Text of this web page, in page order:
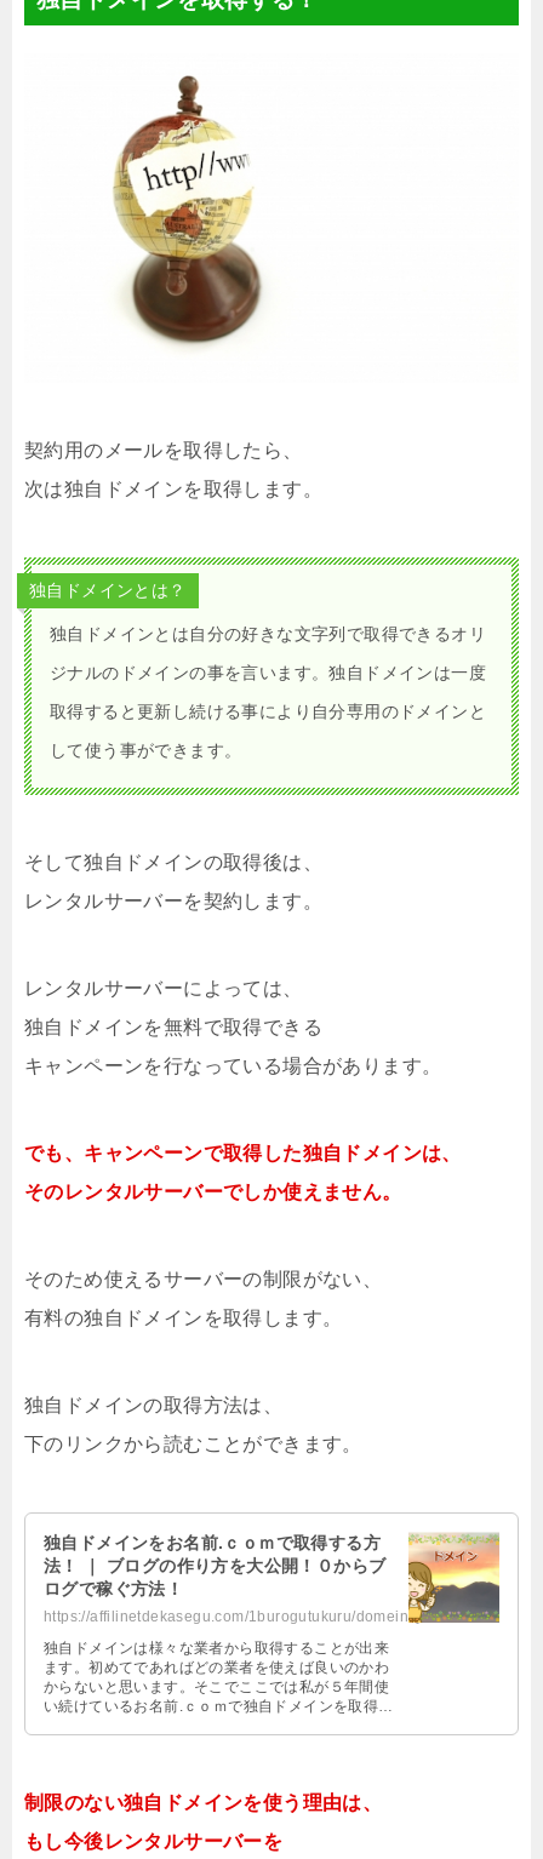
契約用のメールを取得したら、
次は独自ドメインを取得します。
独自ドメインとは？
独自ドメインとは自分の好きな文字列で取得できるオリ
ジナルのドメインの事を言います。独自ドメインは一度
取得すると更新し続ける事により自分専用のドメインと
して使う事ができます。
そして独自ドメインの取得後は、
レンタルサーバーを契約します。
レンタルサーバーによっては、
独自ドメインを無料で取得できる
キャンペーンを行なっている場合があります。
でも、キャンペーンで取得した独自ドメインは、
そのレンタルサーバーでしか使えません。
そのため使えるサーバーの制限がない、
有料の独自ドメインを取得します。
独自ドメインの取得方法は、
下のリンクから読むことができます。
独自ドメインをお名前.ｃｏｍで取得する方
法！ ｜ ブログの作り方を大公開！０からブ
ログで稼ぐ方法！
https://affilinetdekasegu.com/1burogutukuru/domeinsyutoku.html
独自ドメインは様々な業者から取得することが出来
ます。初めてであればどの業者を使えば良いのかわ
からないと思います。そこでここでは私が５年間使
い続けているお名前.ｃｏｍで独自ドメインを取得す
制限のない独自ドメインを使う理由は、
もし今後レンタルサーバーを